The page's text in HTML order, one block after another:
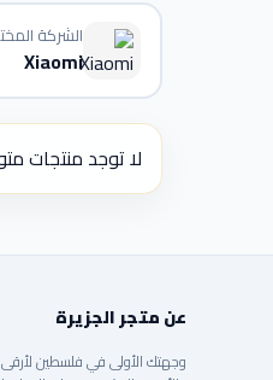
الشركة
Xiaomi
لا توجد منتجات
عن متجر الجزيرة
وجهتك الأولى في فلسطين